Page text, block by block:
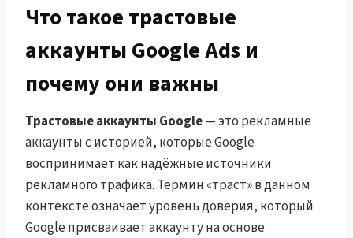
Что такое трастовые
аккаунты Google Ads и
почему они важны
Трастовые аккаунты Google— это рекламные
аккаунты с историей, которые Google
воспринимает как надёжные источники
рекламного трафика. Термин «траст» в данном
контексте означает уровень доверия, который
Google присваивает аккаунту на основе